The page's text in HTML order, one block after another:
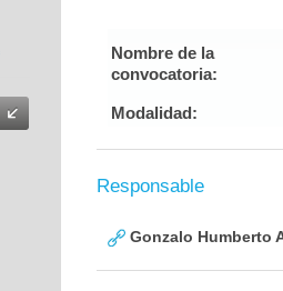
Nombre de la
convocatoria:
Modalidad:
Responsable
Gonzalo Humberto